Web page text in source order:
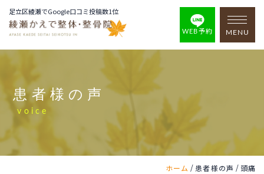
足立区綾瀬でGoogle口コミ投稿数1位
WEB予約 MENU
患者様の声
voice
ホーム / 患者様の声 / 頭痛